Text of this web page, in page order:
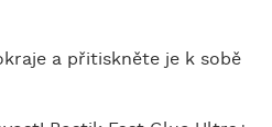
a přitiskněte je k sobě